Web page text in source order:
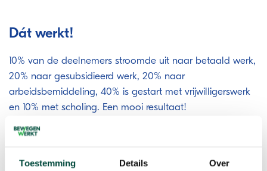
Toestemming Details Over
Dát werkt!
10% van de deelnemers stroomde uit naar betaald werk,
20% naar gesubsidieerd werk, 20% naar
arbeidsbemiddeling, 40% is gestart met vrijwilligerswerk
en 10% met scholing. Een mooi resultaat!